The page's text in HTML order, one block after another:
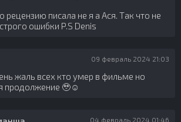
рецензию писала не я а Ася. Так что не
ошибки P.S Denis
09 февраль 2024 21:03
жаль всех кто умер в фильме но
продолжение 🥹☺️
04 февраль 2024 01:46